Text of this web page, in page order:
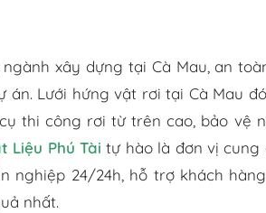
ngành xây dựng tại Cà Mau, an
án. Lưới hứng vật rơi tại Cà Mau
thi công rơi từ trên cao, bảo vệ
Liệu Phú Tài tự hào là đơn vị
nghiệp 24/24h, hỗ trợ khách
nhất.